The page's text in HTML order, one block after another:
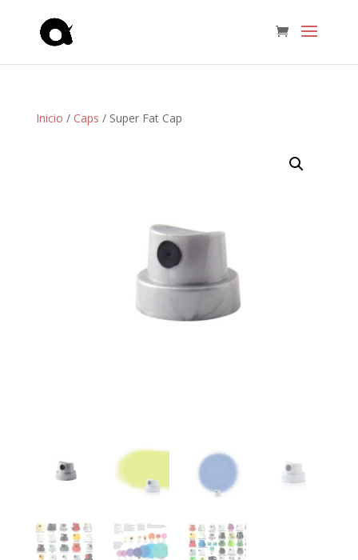
Inicio / Caps / Super Fat Cap